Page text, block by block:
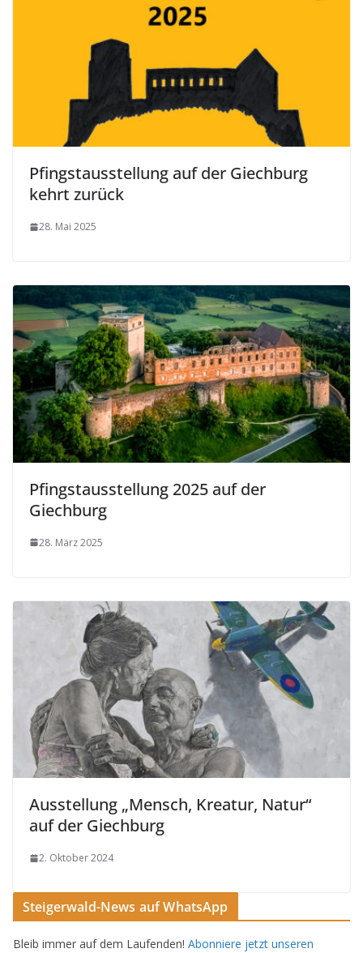
Pfingstausstellung auf der Giechburg
kehrt zurück
28. Mai 2025
Pfingstausstellung 2025 auf der
Giechburg
28. März 2025
Ausstellung „Mensch, Kreatur, Natur“
auf der Giechburg
2. Oktober 2024
Steigerwald-News auf WhatsApp
Bleib immer auf dem Laufenden! Abonniere jetzt unseren